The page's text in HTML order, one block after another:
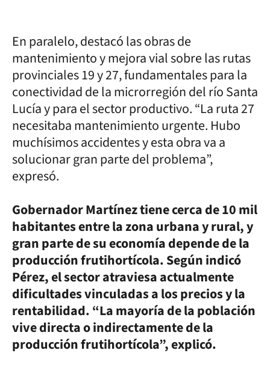
En paralelo, destacó las obras de
mantenimiento y mejora vial sobre las rutas
provinciales 19 y 27, fundamentales para la
conectividad de la microrregión del río Santa
Lucía y para el sector productivo. “La ruta 27
necesitaba mantenimiento urgente. Hubo
muchísimos accidentes y esta obra va a
solucionar gran parte del problema”,
expresó.
Gobernador Martínez tiene cerca de 10 mil
habitantes entre la zona urbana y rural, y
gran parte de su economía depende de la
producción frutihortícola. Según indicó
Pérez, el sector atraviesa actualmente
dificultades vinculadas a los precios y la
rentabilidad. “La mayoría de la población
vive directa o indirectamente de la
producción frutihortícola”, explicó.